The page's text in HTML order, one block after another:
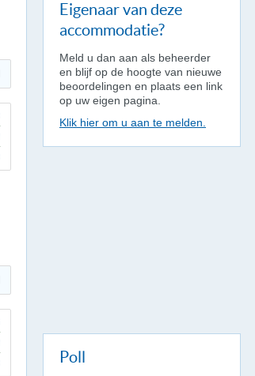
Eigenaar van deze
accommodatie?
Meld u dan aan als beheerder
en blijf op de hoogte van nieuwe
beoordelingen en plaats een link
op uw eigen pagina.
Klik hier om u aan te melden.
Poll